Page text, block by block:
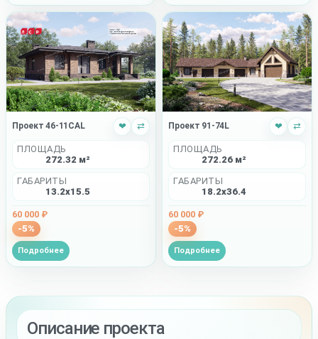
Проект 46-11CAL ❤ ⇄
ПЛОЩАДЬ
272.32 м²
ГАБАРИТЫ
13.2x15.5
60 000 ₽
-5%
Подробнее
Проект 91-74L ❤ ⇄
ПЛОЩАДЬ
272.26 м²
ГАБАРИТЫ
18.2x36.4
60 000 ₽
-5%
Подробнее
Описание проекта